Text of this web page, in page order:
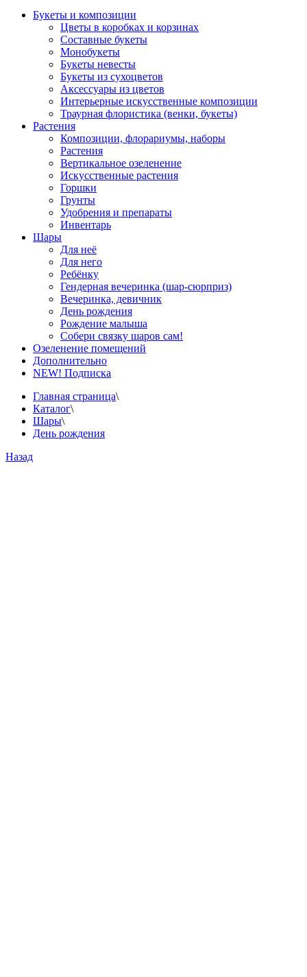
Букеты и композиции
Цветы в коробках и корзинах
Составные букеты
Монобукеты
Букеты невесты
Букеты из сухоцветов
Аксессуары из цветов
Интерьерные искусственные композиции
Траурная флористика (венки, букеты)
Растения
Композиции, флорариумы, наборы
Растения
Вертикальное озеленение
Искусственные растения
Горшки
Грунты
Удобрения и препараты
Инвентарь
Шары
Для неё
Для него
Ребёнку
Гендерная вечеринка (шар-сюрприз)
Вечеринка, девичник
День рождения
Рождение малыша
Собери связку шаров сам!
Озеленение помещений
Дополнительно
NEW! Подписка
Главная страница\
Каталог\
Шары\
День рождения
Назад